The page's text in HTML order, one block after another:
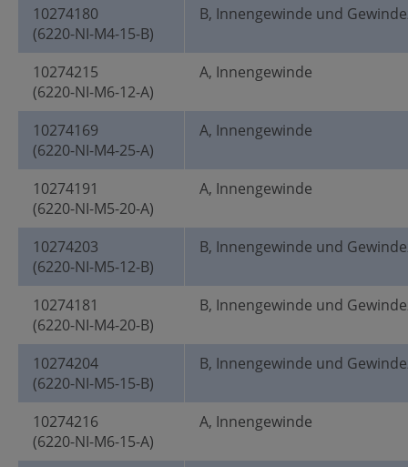
10274180
(6220-NI-M4-15-B)
B, Innengewinde und
10274215
(6220-NI-M6-12-A)
A, Innengewinde
10274169
(6220-NI-M4-25-A)
A, Innengewinde
10274191
(6220-NI-M5-20-A)
A, Innengewinde
10274203
(6220-NI-M5-12-B)
B, Innengewinde und
10274181
(6220-NI-M4-20-B)
B, Innengewinde und
10274204
(6220-NI-M5-15-B)
B, Innengewinde und
10274216
(6220-NI-M6-15-A)
A, Innengewinde